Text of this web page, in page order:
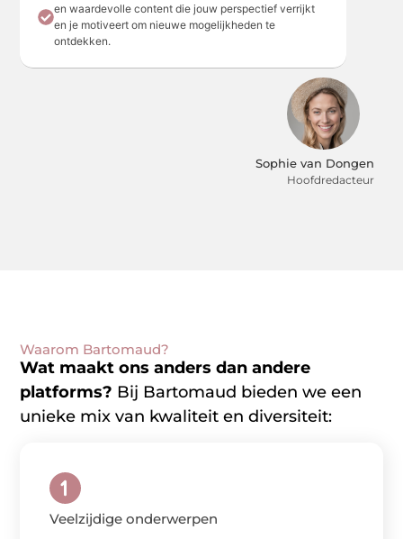
en waardevolle content die jouw perspectief verrijkt
en je motiveert om nieuwe mogelijkheden te
ontdekken.
Sophie van Dongen
Hoofdredacteur
Waarom Bartomaud?
Wat maakt ons anders dan andere
platforms? Bij Bartomaud bieden we een
unieke mix van kwaliteit en diversiteit:
Veelzijdige onderwerpen